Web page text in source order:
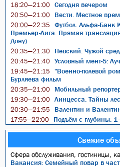
18:20—21:00 Сегодня вечером
20:50—21:00 Вести. Местное
20:00—22:35
Футбол. Альфа-Банк
Премьер-Лига. Прямая
Дону)
20:35—21:30 Невский. Чужой
20:45—21:40 Условный мент-5:
19:45—21:15
"Военно-полевой
Бурляева фильм
20:35—21:00 Мобильный
19:30—21:00 Линцесса. Тайны
20:30—21:55 Валентин и
17:55—22:00 Подъём с глубины:
Свежие
Сфера обслуживания, гостиницы,
Вакансия: Семейный повар в